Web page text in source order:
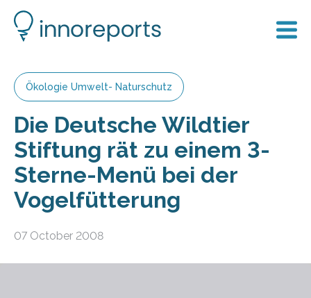
Ökologie Umwelt- Naturschutz
Die Deutsche Wildtier
Stiftung rät zu einem 3-
Sterne-Menü bei der
Vogelfütterung
07 October 2008